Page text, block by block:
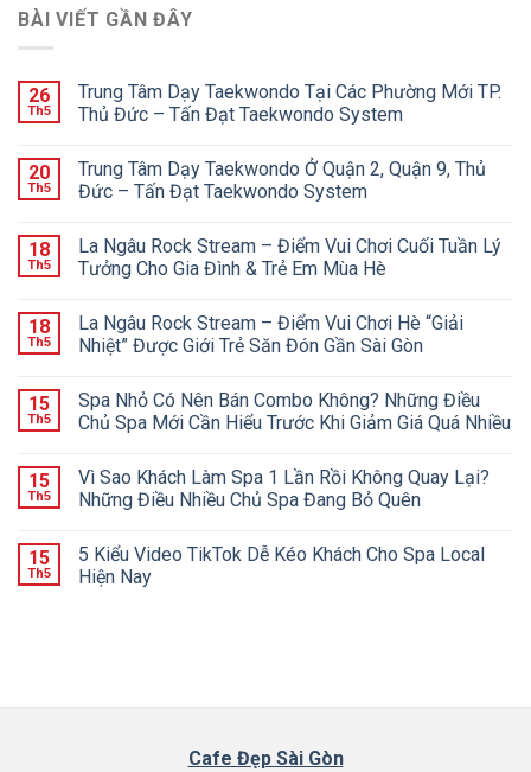
BÀI VIẾT GẦN ĐÂY
26
Th5
Trung Tâm Dạy Taekwondo Tại Các Phường Mới TP.
Thủ Đức – Tấn Đạt Taekwondo System
20
Th5
Trung Tâm Dạy Taekwondo Ở Quận 2, Quận 9, Thủ
Đức – Tấn Đạt Taekwondo System
18
Th5
La Ngâu Rock Stream – Điểm Vui Chơi Cuối Tuần Lý
Tưởng Cho Gia Đình & Trẻ Em Mùa Hè
18
Th5
La Ngâu Rock Stream – Điểm Vui Chơi Hè “Giải
Nhiệt” Được Giới Trẻ Săn Đón Gần Sài Gòn
15
Th5
Spa Nhỏ Có Nên Bán Combo Không? Những Điều
Chủ Spa Mới Cần Hiểu Trước Khi Giảm Giá Quá Nhiều
15
Th5
Vì Sao Khách Làm Spa 1 Lần Rồi Không Quay Lại?
Những Điều Nhiều Chủ Spa Đang Bỏ Quên
15
Th5
5 Kiểu Video TikTok Dễ Kéo Khách Cho Spa Local
Hiện Nay
Cafe Đẹp Sài Gòn